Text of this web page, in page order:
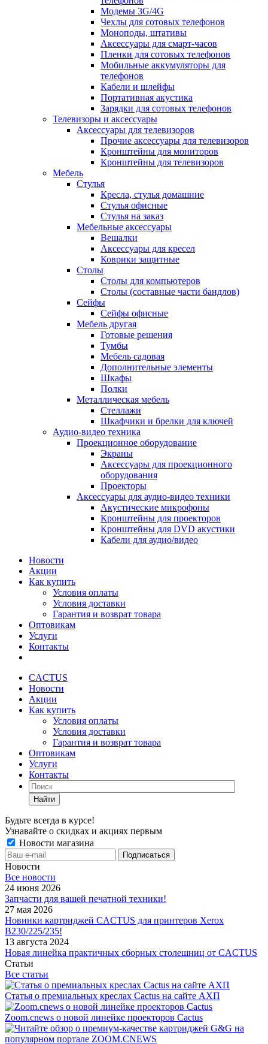
Модемы 3G/4G
Чехлы для сотовых телефонов
Моноподы, штативы
Аксессуары для смарт-часов
Пленки для сотовых телефонов
Мобильные аккумуляторы для
телефонов
Кабели и шлейфы
Портативная акустика
Зарядки для сотовых телефонов
Телевизоры и аксессуары
Аксессуары для телевизоров
Прочие аксессуары для телевизоров
Кронштейны для мониторов
Кронштейны для телевизоров
Мебель
Стулья
Кресла, стулья домашние
Стулья офисные
Стулья на заказ
Мебельные аксессуары
Вешалки
Аксессуары для кресел
Коврики защитные
Столы
Столы для компьютеров
Столы (составные части бандлов)
Сейфы
Сейфы офисные
Мебель другая
Готовые решения
Тумбы
Мебель садовая
Дополнительные элементы
Шкафы
Полки
Металлическая мебель
Стеллажи
Шкафчики и брелки для ключей
Аудио-видео техника
Проекционное оборудование
Экраны
Аксессуары для проекционного
оборудования
Проекторы
Аксессуары для аудио-видео техники
Акустические микрофоны
Кронштейны для проекторов
Кронштейны для DVD акустики
Кабели для аудио/видео
Новости
Акции
Как купить
Условия оплаты
Условия доставки
Гарантия и возврат товара
Оптовикам
Услуги
Контакты
CACTUS
Новости
Акции
Как купить
Условия оплаты
Условия доставки
Гарантия и возврат товара
Оптовикам
Услуги
Контакты
Найти
Будьте всегда в курсе!
Узнавайте о скидках и акциях первым
Новости магазина
Новости
Все новости
24 июня 2026
Запчасти для вашей печатной техники!
27 мая 2026
Новинки картриджей CACTUS для принтеров Xerox
B230/225/235!
13 августа 2024
Новая линейка практичных сборных столешниц от CACTUS
Статьи
Все статьи
Статья о премиальных креслах Cactus на сайте АХП
Zoom.cnews о новой линейке проекторов Cactus